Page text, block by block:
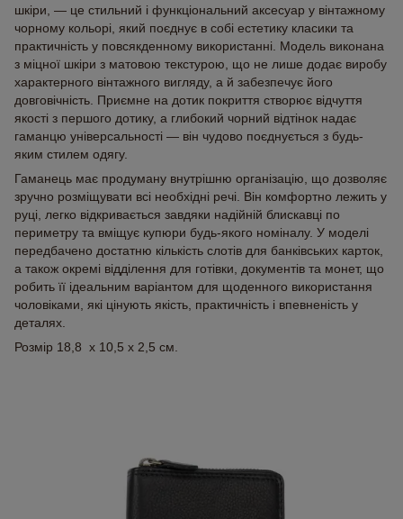
шкіри, — це стильний і функціональний аксесуар у вінтажному
чорному кольорі, який поєднує в собі естетику класики та
практичність у повсякденному використанні. Модель виконана
з міцної шкіри з матовою текстурою, що не лише додає виробу
характерного вінтажного вигляду, а й забезпечує його
довговічність. Приємне на дотик покриття створює відчуття
якості з першого дотику, а глибокий чорний відтінок надає
гаманцю універсальності — він чудово поєднується з будь-
яким стилем одягу.
Гаманець має продуману внутрішню організацію, що дозволяє
зручно розміщувати всі необхідні речі. Він комфортно лежить у
руці, легко відкривається завдяки надійній блискавці по
периметру та вміщує купюри будь-якого номіналу. У моделі
передбачено достатню кількість слотів для банківських карток,
а також окремі відділення для готівки, документів та монет, що
робить її ідеальним варіантом для щоденного використання
чоловіками, які цінують якість, практичність і впевненість у
деталях.
Розмір 18,8 х 10,5 х 2,5 см.